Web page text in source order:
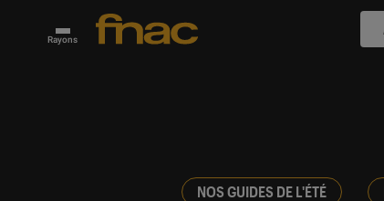
Rayons
NOS GUIDES DE L'ÉTÉ